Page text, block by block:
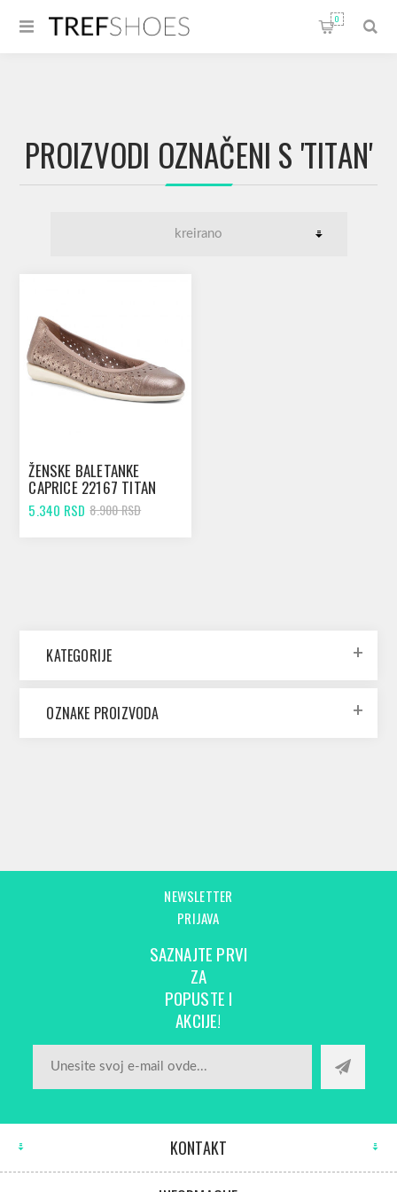
0
PROIZVODI OZNAČENI S 'TITAN'
ŽENSKE BALETANKE
CAPRICE 22167 TITAN
DEER PER
5.340 RSD 8.900 RSD
KATEGORIJE
OZNAKE PROIZVODA
NEWSLETTER
PRIJAVA
SAZNAJTE PRVI
ZA
POPUSTE I
AKCIJE!
KONTAKT